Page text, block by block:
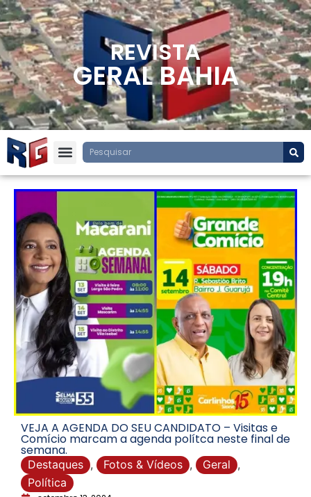
REVISTA
GERAL BAHIA
VEJA A AGENDA DO SEU CANDIDATO – Visitas e
Comício marcam a agenda polítca neste final de
semana.
Destaques , Fotos & Vídeos , Geral ,
Política